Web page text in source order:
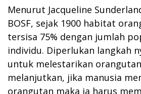
Menurut Jacqueline
BOSF, sejak 1900 habitat
tersisa 75% dengan jumlah
individu. Diperlukan langkah
untuk melestarikan
melanjutkan, jika manusia
orangutan maka ia harus